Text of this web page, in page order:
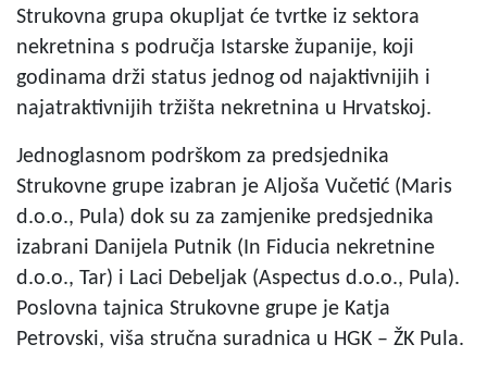
Strukovna grupa okupljat će tvrtke iz sektora
nekretnina s područja Istarske županije, koji
godinama drži status jednog od najaktivnijih i
najatraktivnijih tržišta nekretnina u Hrvatskoj.
Jednoglasnom podrškom za predsjednika
Strukovne grupe izabran je Aljoša Vučetić (Maris
d.o.o., Pula) dok su za zamjenike predsjednika
izabrani Danijela Putnik (In Fiducia nekretnine
d.o.o., Tar) i Laci Debeljak (Aspectus d.o.o., Pula).
Poslovna tajnica Strukovne grupe je Katja
Petrovski, viša stručna suradnica u HGK – ŽK Pula.